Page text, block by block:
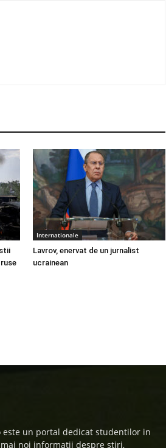
Internationale
Lavrov, enervat de un jurnalist
ucrainean
este un portal dedicat studentilor in
noi informatii despre stiri,